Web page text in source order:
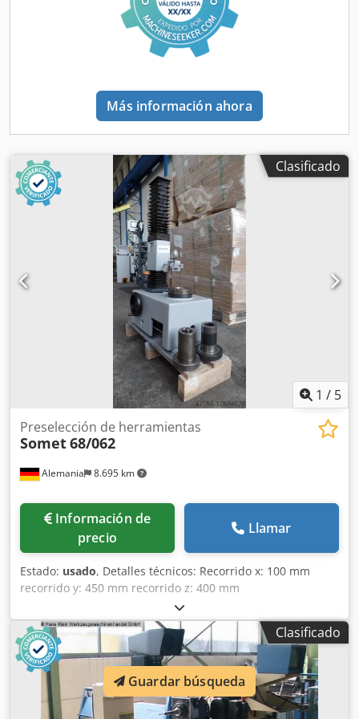
Tratamientos térmicos (por ejemplo, revenido o
endurecimiento de piezas más pequeñas). Debido al rango
de frecuencia de 10–25 kHz, el dispositivo está pensado
principalmente para piezas de tamaño medio a grande, ya
mayor que en los sistemas de alta frecuencia.
Más información ahora
Clasificado
1 / 5
Alemania 8.695 km
Preselección de herramientas
Somet68/062
Información de
precio
Llamar
Estado: usado, Detalles técnicos: Recorrido x: 100 mm
recorrido y: 450 mm recorrido z: 400 mm
Portaherramientas: SK 40 - Ø 22 mm Peso de la máquina
aprox.: 138 kg Dimensiones L x An x Al: 0,72 x 0,38 x 0,99 m
Características: - Rango de medición eje longitudinal z =
400mm; diámetro x = Ø 200mm; diámetro y = fijo -
Portaherramientas para SK 40 / SK 45 / SK 50, rango de
rotación 360°, Ø máx. de herramienta 220mm, cilindro de
sujeción Ø 80mm Credpfx Absu N Aprezof - Soporte de
Clasificado
Guardar búsqueda